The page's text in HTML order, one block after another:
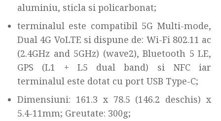
aluminiu, sticla si policarbonat;
terminalul este compatibil 5G Multi-mode,
Dual 4G VoLTE si dispune de: Wi-Fi 802.11 ac
(2.4GHz and 5GHz) (wave2), Bluetooth 5 LE,
GPS (L1 + L5 dual band) si NFC iar
terminalul este dotat cu port USB Type-C;
Dimensiuni: 161.3 x 78.5 (146.2 deschis) x
5.4-11mm; Greutate: 300g;